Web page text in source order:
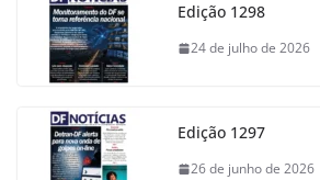
Edição 1298
24 de julho de 2026
Edição 1297
26 de junho de 2026